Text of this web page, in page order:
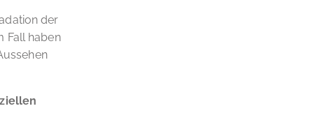
der
Fall haben